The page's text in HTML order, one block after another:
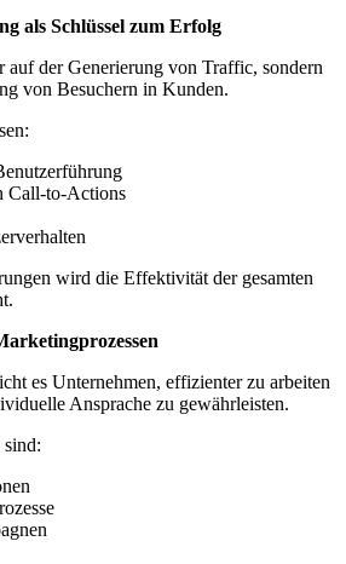
als Schlüssel zum Erfolg
der Generierung von Traffic, sondern
von Besuchern in Kunden.
Call-to-Actions
wird die Effektivität der gesamten
es Unternehmen, effizienter zu arbeiten
Ansprache zu gewährleisten.